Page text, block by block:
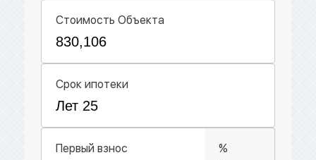
Стоимость Объекта
Срок ипотеки
Первый взнос
%